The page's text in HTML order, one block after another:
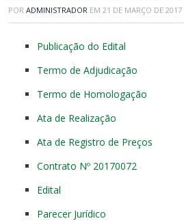
POR ADMINISTRADOR EM 21 DE MARÇO DE 2017
Publicação do Edital
Termo de Adjudicação
Termo de Homologação
Ata de Realização
Ata de Registro de Preços
Contrato Nº 20170072
Edital
Parecer Jurídico